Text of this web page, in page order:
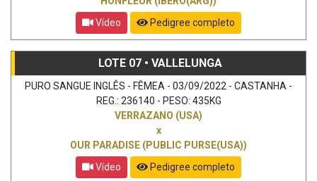
Vídeo
Pedigree completo
LOTE 07 • VALLELUNGA
PURO SANGUE INGLÊS - FÊMEA - 03/09/2022 - CASTANHA -
REG.: 236140 - PESO: 435KG
VERRAZANO (USA)
x
OUR PARADISE (PUBLIC PURSE(USA))
Vídeo
Pedigree completo